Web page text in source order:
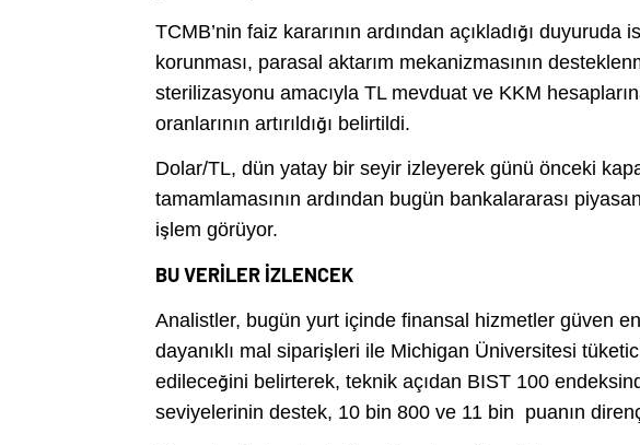
TCMB’nin faiz kararının ardından açıkladığı duyuruda
korunması, parasal aktarım mekanizmasının
sterilizasyonu amacıyla TL mevduat ve KKM
oranlarının artırıldığı belirtildi.
Dolar/TL, dün yatay bir seyir izleyerek günü önceki
tamamlamasının ardından bugün bankalararası
işlem görüyor.
BU VERİLER İZLENCEK
Analistler, bugün yurt içinde finansal hizmetler güven
dayanıklı mal siparişleri ile Michigan Üniversitesi
edileceğini belirterek, teknik açıdan BIST 100
seviyelerinin destek, 10 bin 800 ve 11 bin puanın